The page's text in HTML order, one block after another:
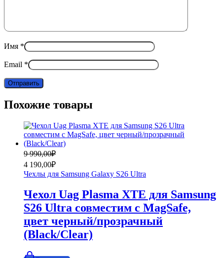
Имя *
Email *
Похожие товары
9 990,00₽
Первоначальная
цена
составляла
9
990,00₽.
4 190,00₽
Текущая
цена:
4
190,00₽.
Чехлы для Samsung Galaxy S26 Ultra
Чехол Uag Plasma XTE для Samsung
S26 Ultra совместим с MagSafe,
цвет черный/прозрачный
(Black/Clear)